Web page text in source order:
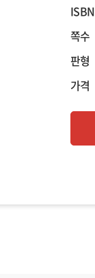
ISBN
쪽수
판형
가격